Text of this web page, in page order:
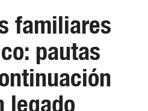
familiares
pautas
legado